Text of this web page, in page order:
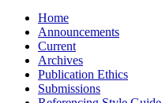
Home
Announcements
Current
Archives
Publication Ethics
Submissions